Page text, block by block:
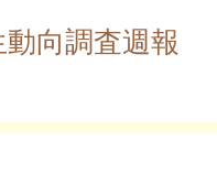
向調査週報